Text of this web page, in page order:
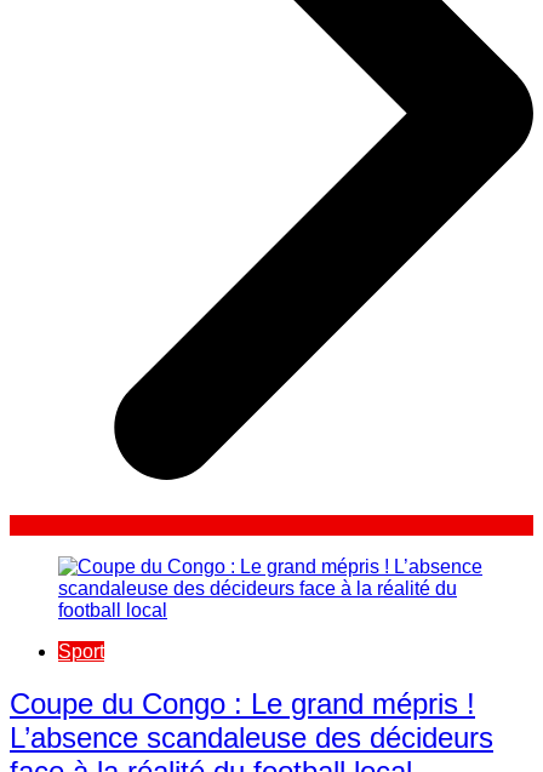
Sport
​Coupe du Congo : Le grand mépris !
L’absence scandaleuse des décideurs